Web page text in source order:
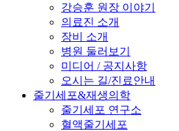
강승훈 원장 이야기
의료진 소개
장비 소개
병원 둘러보기
미디어 / 공지사항
오시는 길/진료안내
줄기세포&재생의학
줄기세포 연구소
혈액줄기세포